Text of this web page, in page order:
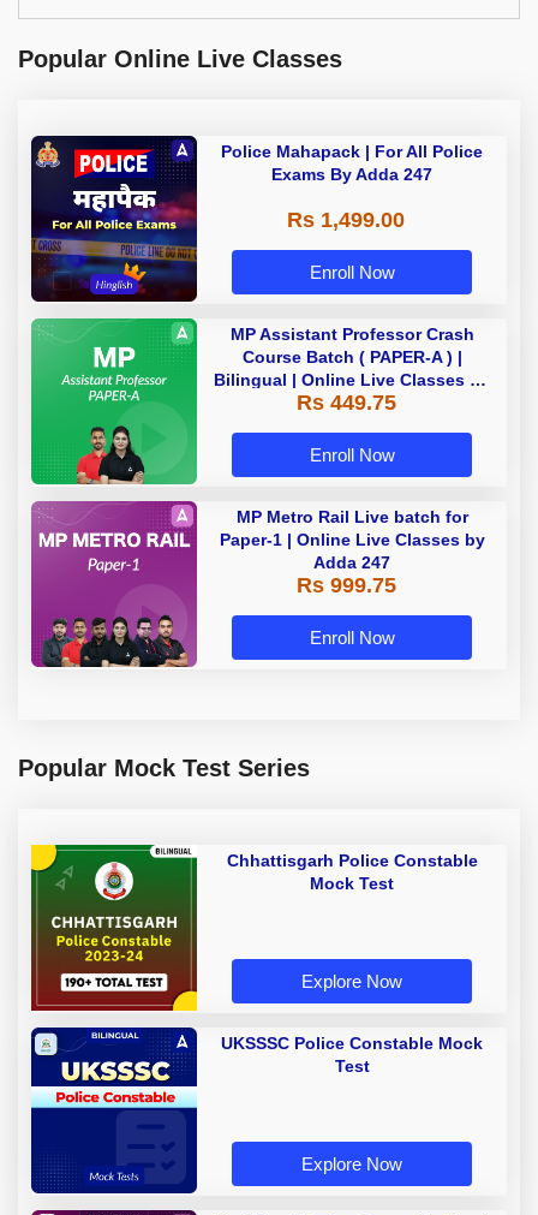
Popular Online Live Classes
Police Mahapack | For All Police
Exams By Adda 247
Rs 1,499.00
Enroll Now
MP Assistant Professor Crash
Course Batch ( PAPER-A ) |
Bilingual | Online Live Classes by
Adda 247
Rs 449.75
Enroll Now
MP Metro Rail Live batch for
Paper-1 | Online Live Classes by
Adda 247
Rs 999.75
Enroll Now
Popular Mock Test Series
Chhattisgarh Police Constable
Mock Test
Explore Now
UKSSSC Police Constable Mock
Test
Explore Now